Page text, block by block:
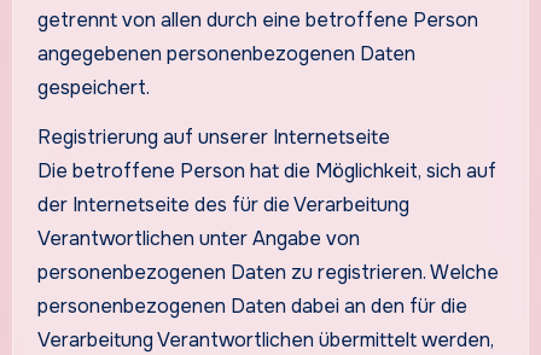
getrennt von allen durch eine betroffene Person
angegebenen personenbezogenen Daten
gespeichert.
Registrierung auf unserer Internetseite
Die betroffene Person hat die Möglichkeit, sich auf
der Internetseite des für die Verarbeitung
Verantwortlichen unter Angabe von
personenbezogenen Daten zu registrieren. Welche
personenbezogenen Daten dabei an den für die
Verarbeitung Verantwortlichen übermittelt werden,